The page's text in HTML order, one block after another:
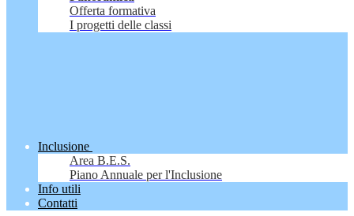
Offerta formativa
I progetti delle classi
Inclusione
Area B.E.S.
Piano Annuale per l'Inclusione
Info utili
Contatti